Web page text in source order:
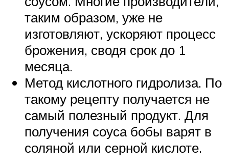
таким образом, уже не
изготовляют, ускоряют процесс
брожения, сводя срок до 1
месяца.
Метод кислотного гидролиза. По
такому рецепту получается не
самый полезный продукт. Для
получения соуса бобы варят в
соляной или серной кислоте.